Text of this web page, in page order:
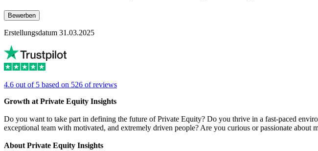
Bewerben
Erstellungsdatum 31.03.2025
4.6 out of 5 based on 526 of reviews
Growth at Private Equity Insights
Do you want to take part in defining the future of Private Equity? Do you thrive in a fast-paced
exceptional team with motivated, and extremely driven people? Are you curious or passionate
About Private Equity Insights